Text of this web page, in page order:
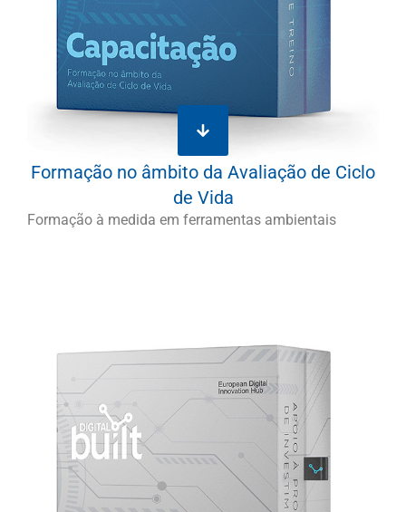
Formação no âmbito da Avaliação de Ciclo
de Vida
Formação à medida em ferramentas ambientais